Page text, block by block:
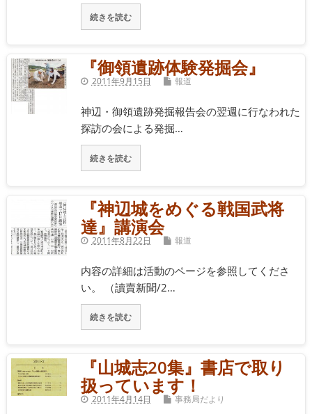
続きを読む
『御領遺跡体験発掘会』
2011年9月15日 報道
神辺・御領遺跡発掘報告会の翌週に行なわれた
探訪の会による発掘…
続きを読む
『神辺城をめぐる戦国武将
達』講演会
2011年8月22日 報道
内容の詳細は活動のページを参照してくださ
い。 （讀賣新聞/2…
続きを読む
『山城志20集』書店で取り
扱っています！
2011年4月14日 事務局だより